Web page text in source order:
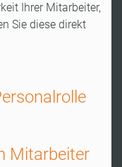
Ihrer Mitarbeiter,
Sie diese direkt
Mitarbeiter